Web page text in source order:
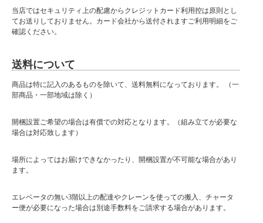
当店ではセキュリティ上の配慮からクレジットカード利用控は原則とし
てお送りしておりません。カード会社から送付されますご利用明細をご
確認ください。
送料について
商品は特に記入のあるものを除いて、送料無料になっております。 （一
部商品・一部地域は除く）
開梱設置ご希望の場合は有償での対応となります。（組み立てが必要な
場合は対応致します）
場所によってはお届けできなかったり、開梱設置が不可能な場合があり
ます。
エレベータの無い3階以上の配達やクレーンを使っての搬入、チャータ
ー便が必要になった場合は別途手数料をご請求する場合があります。